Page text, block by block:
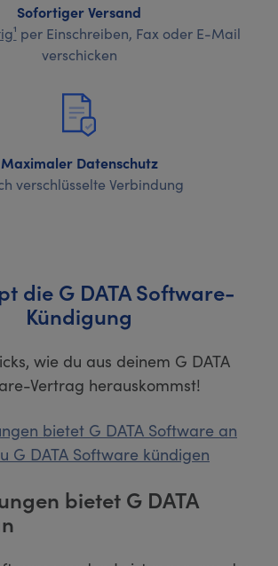
Sofortiger Versand
per Einschreiben, Fax oder E-Mail
verschicken
Maximaler Datenschutz
verschlüsselte Verbindung
die G DATA Software-
Kündigung
wie du aus deinem G DATA
Vertrag herauskommst!
bietet G DATA Software an
G DATA Software kündigen
bietet G DATA